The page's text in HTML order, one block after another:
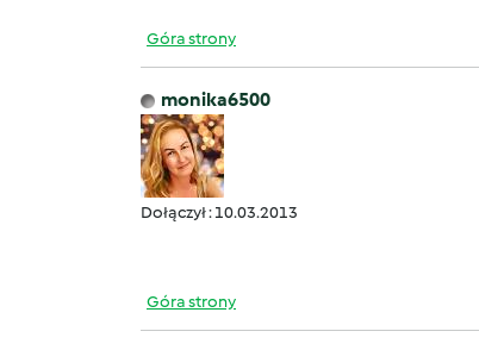
Góra strony
monika6500
Dołączył : 10.03.2013
Góra strony